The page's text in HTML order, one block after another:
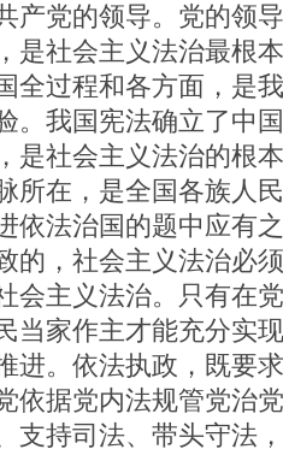
的领导。党的领导
是社会主义法治最根
全过程和各方面，是
。我国宪法确立了中
是社会主义法治的根
所在，是全国各族人
依法治国的题中应有
的，社会主义法治必
会主义法治。只有在
当家作主才能充分实
进。依法执政，既要
依据党内法规管党治
支持司法、带头守法